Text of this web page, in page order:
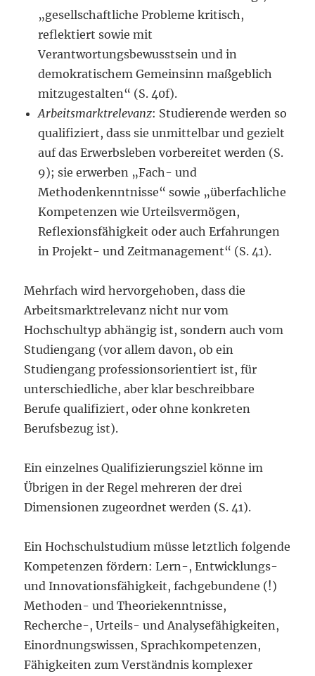
„gesellschaftliche Probleme kritisch,
reflektiert sowie mit
Verantwortungsbewusstsein und in
demokratischem Gemeinsinn maßgeblich
mitzugestalten“ (S. 40f).
Arbeitsmarktrelevanz: Studierende werden so
qualifiziert, dass sie unmittelbar und gezielt
auf das Erwerbsleben vorbereitet werden (S.
9); sie erwerben „Fach- und
Methodenkenntnisse“ sowie „überfachliche
Kompetenzen wie Urteilsvermögen,
Reflexionsfähigkeit oder auch Erfahrungen
in Projekt- und Zeitmanagement“ (S. 41).
Mehrfach wird hervorgehoben, dass die
Arbeitsmarktrelevanz nicht nur vom
Hochschultyp abhängig ist, sondern auch vom
Studiengang (vor allem davon, ob ein
Studiengang professionsorientiert ist, für
unterschiedliche, aber klar beschreibbare
Berufe qualifiziert, oder ohne konkreten
Berufsbezug ist).
Ein einzelnes Qualifizierungsziel könne im
Übrigen in der Regel mehreren der drei
Dimensionen zugeordnet werden (S. 41).
Ein Hochschulstudium müsse letztlich folgende
Kompetenzen fördern: Lern-, Entwicklungs-
und Innovationsfähigkeit, fachgebundene (!)
Methoden- und Theoriekenntnisse,
Recherche-, Urteils- und Analysefähigkeiten,
Einordnungswissen, Sprachkompetenzen,
Fähigkeiten zum Verständnis komplexer